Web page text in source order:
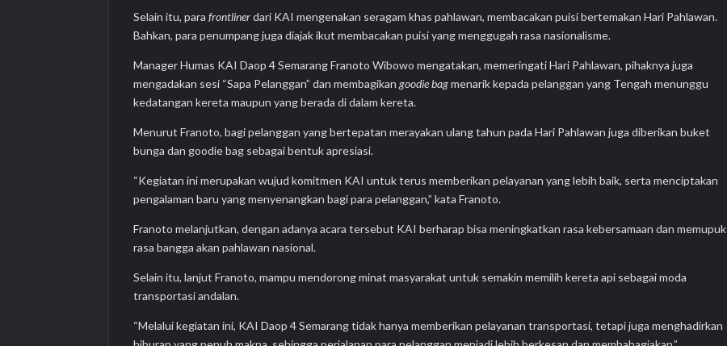
Selain itu, parafrontlinerdari KAI mengenakan seragam khas pahlawan, membacakan puisi bertemakan Hari Pahlawan.
Bahkan, para penumpang juga diajak ikut membacakan puisi yang menggugah rasa nasionalisme.
Manager Humas KAI Daop 4 Semarang Franoto Wibowo mengatakan, memeringati Hari Pahlawan, pihaknya juga
mengadakan sesi “Sapa Pelanggan” dan membagikangoodie bagmenarik kepada pelanggan yang Tengah menunggu
kedatangan kereta maupun yang berada di dalam kereta.
Menurut Franoto, bagi pelanggan yang bertepatan merayakan ulang tahun pada Hari Pahlawan juga diberikan buket
bunga dan goodie bag sebagai bentuk apresiasi.
“Kegiatan ini merupakan wujud komitmen KAI untuk terus memberikan pelayanan yang lebih baik, serta menciptakan
pengalaman baru yang menyenangkan bagi para pelanggan,” kata Franoto.
Franoto melanjutkan, dengan adanya acara tersebut KAI berharap bisa meningkatkan rasa kebersamaan dan memupuk
rasa bangga akan pahlawan nasional.
Selain itu, lanjut Franoto, mampu mendorong minat masyarakat untuk semakin memilih kereta api sebagai moda
transportasi andalan.
“Melalui kegiatan ini, KAI Daop 4 Semarang tidak hanya memberikan pelayanan transportasi, tetapi juga menghadirkan